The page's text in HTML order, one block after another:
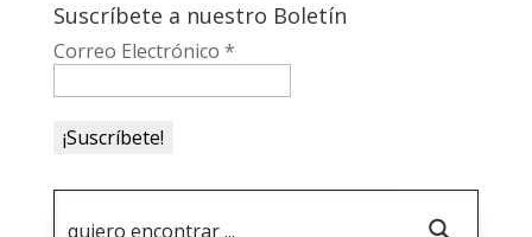
Suscríbete a nuestro Boletín
Correo Electrónico *